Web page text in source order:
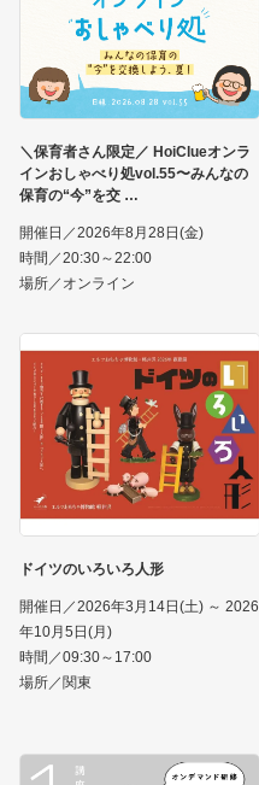
＼保育者さん限定／ HoiClueオンラ
インおしゃべり処vol.55〜みんなの
保育の“今”を交
開催日／2026年8月28日(金)
時間／20:30～22:00
場所／オンライン
ドイツのいろいろ人形
開催日／2026年3月14日(土) ～ 2026
年10月5日(月)
時間／09:30～17:00
場所／関東